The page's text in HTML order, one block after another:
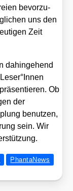
bevor­zu­
uns den
Zeit
dahin­ge­hend
Ob
der
benut­zen,
sein. Wir
PhantaNews